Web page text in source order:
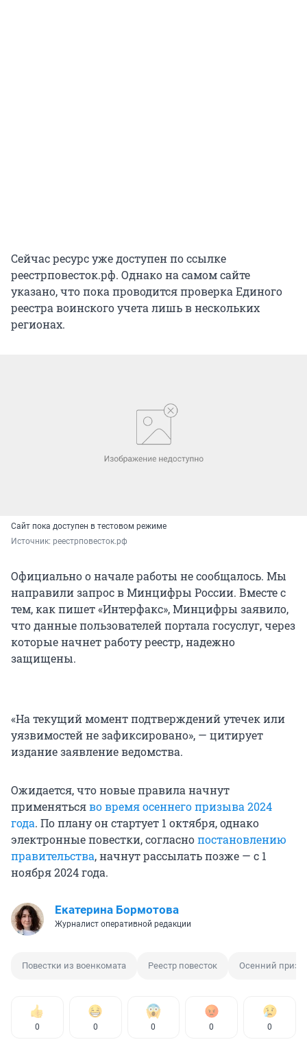
Сейчас ресурс уже доступен по ссылке
реестрповесток.рф. Однако на самом сайте
указано, что пока проводится проверка Единого
реестра воинского учета лишь в нескольких
регионах.
Сайт пока доступен в тестовом режиме
Источник: реестрповесток.рф
Официально о начале работы не сообщалось. Мы
направили запрос в Минцифры России. Вместе с
тем, как пишет «Интерфакс», Минцифры заявило,
что данные пользователей портала госуслуг, через
которые начнет работу реестр, надежно
защищены.
«На текущий момент подтверждений утечек или
уязвимостей не зафиксировано», — цитирует
издание заявление ведомства.
Ожидается, что новые правила начнут
применятьсяво время осеннего призыва 2024
года. По плану он стартует 1 октября, однако
электронные повестки, согласнопостановлению
правительства, начнут рассылать позже — с 1
ноября 2024 года.
Екатерина Бормотова
Журналист оперативной редакции
Повестки из военкомата Реестр повесток Осенний
0 0 0 0 0